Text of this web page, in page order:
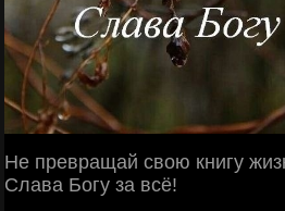
Не превращай свою книгу
Слава Богу за всё!